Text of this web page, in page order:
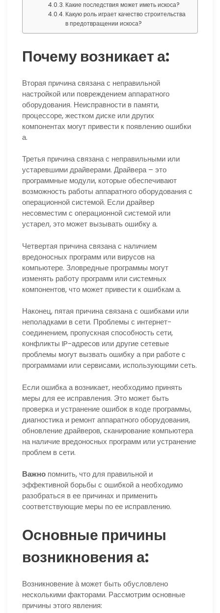
Какие последствия может иметь искоса?
Какую роль играет качество строительства
в предотвращении искоса?
Почему возникает а:
Вторая причина связана с неправильной
настройкой или повреждением аппаратного
оборудования. Неисправности в памяти,
процессоре, жестком диске или других
компонентах могут привести к появлению ошибки
а.
Третья причина связана с неправильными или
устаревшими драйверами. Драйвера – это
программные модули, которые обеспечивают
возможность работы аппаратного оборудования с
операционной системой. Если драйвер
несовместим с операционной системой или
устарел, это может вызывать ошибку а.
Четвертая причина связана с наличием
вредоносных программ или вирусов на
компьютере. Зловредные программы могут
изменять работу программ или системных
компонентов, что может привести к ошибкам а.
Наконец, пятая причина связана с ошибками или
неполадками в сети. Проблемы с интернет-
соединением, пропускная способность сети,
конфликты IP-адресов или другие сетевые
проблемы могут вызвать ошибку а при работе с
программами или сервисами, использующими сеть.
Если ошибка а возникает, необходимо принять
меры для ее исправления. Это может быть
проверка и устранение ошибок в коде программы,
диагностика и ремонт аппаратного оборудования,
обновление драйверов, сканирование компьютера
на наличие вредоносных программ или устранение
проблем в сети.
Важно помнить, что для правильной и
эффективной борьбы с ошибкой а необходимо
разобраться в ее причинах и применить
соответствующие меры по ее исправлению.
Основные причины
возникновения а:
Возникновение а̀ может быть обусловлено
несколькими факторами. Рассмотрим основные
причины этого явления: